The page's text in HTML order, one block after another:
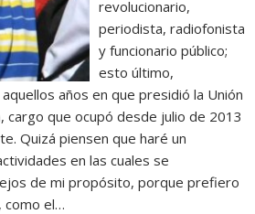
revolucionario,
periodista, radiofonista
y funcionario público;
esto último,
años en que presidió la Unión
cargo que ocupó desde julio de 2013
Quizá piensen que haré un
en las cuales se
de mi propósito, porque prefiero
como el…